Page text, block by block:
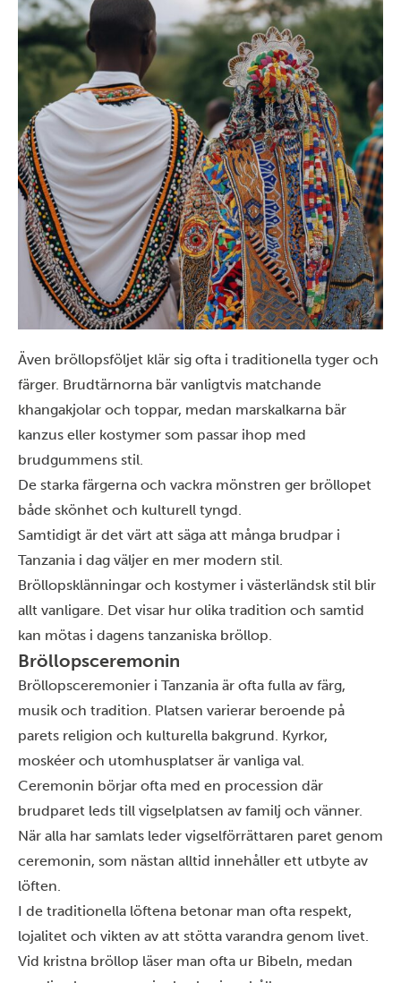
Även bröllopsföljet klär sig ofta i traditionella tyger och
färger. Brudtärnorna bär vanligtvis matchande
khangakjolar och toppar, medan marskalkarna bär
kanzus eller kostymer som passar ihop med
brudgummens stil.
De starka färgerna och vackra mönstren ger bröllopet
både skönhet och kulturell tyngd.
Samtidigt är det värt att säga att många brudpar i
Tanzania i dag väljer en mer modern stil.
Bröllopsklänningar och kostymer i västerländsk stil blir
allt vanligare. Det visar hur olika tradition och samtid
kan mötas i dagens tanzaniska bröllop.
Bröllopsceremonin
Bröllopsceremonier i Tanzania är ofta fulla av färg,
musik och tradition. Platsen varierar beroende på
parets religion och kulturella bakgrund. Kyrkor,
moskéer och utomhusplatser är vanliga val.
Ceremonin börjar ofta med en procession där
brudparet leds till vigselplatsen av familj och vänner.
När alla har samlats leder vigselförrättaren paret genom
ceremonin, som nästan alltid innehåller ett utbyte av
löften.
I de traditionella löftena betonar man ofta respekt,
lojalitet och vikten av att stötta varandra genom livet.
Vid kristna bröllop läser man ofta ur Bibeln, medan